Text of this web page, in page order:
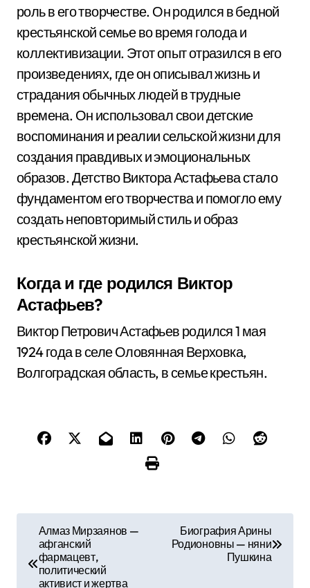
роль в его творчестве. Он родился в бедной
крестьянской семье во время голода и
коллективизации. Этот опыт отразился в его
произведениях, где он описывал жизнь и
страдания обычных людей в трудные
времена. Он использовал свои детские
воспоминания и реалии сельской жизни для
создания правдивых и эмоциональных
образов. Детство Виктора Астафьева стало
фундаментом его творчества и помогло ему
создать неповторимый стиль и образ
крестьянской жизни.
Когда и где родился Виктор
Астафьев?
Виктор Петрович Астафьев родился 1 мая
1924 года в селе Оловянная Верховка,
Волгоградская область, в семье крестьян.
Алмаз Мирзаянов —
афганский
фармацевт,
политический
активист и жертва
Биография Арины
Родионовны — няни
Пушкина